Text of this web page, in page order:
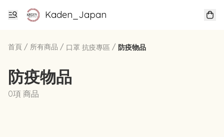
Kaden_Japan
首頁 / 所有商品 / 口罩 抗疫專區 / 防疫物品
防疫物品
0項 商品